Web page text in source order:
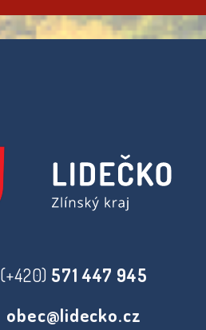
(+420) 571 447 945
obec@lidecko.cz